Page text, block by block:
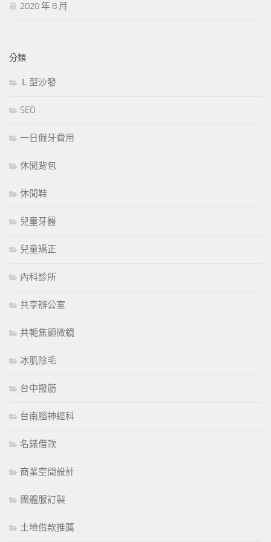
2020 年 8 月
分類
Ｌ型沙發
SEO
一日假牙費用
休閒背包
休閒鞋
兒童牙醫
兒童矯正
內科診所
共享辦公室
共軛焦顯微鏡
冰肌除毛
台中撥筋
台南腦神經科
名錶借款
商業空間設計
團體服訂製
土地借款推薦